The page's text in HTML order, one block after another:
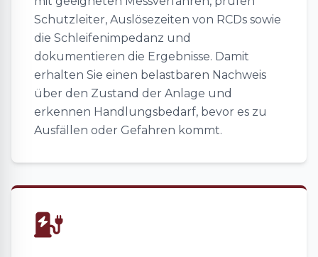
Schutzleiter, Auslösezeiten von RCDs sowie
die Schleifenimpedanz und
dokumentieren die Ergebnisse. Damit
erhalten Sie einen belastbaren Nachweis
über den Zustand der Anlage und
erkennen Handlungsbedarf, bevor es zu
Ausfällen oder Gefahren kommt.